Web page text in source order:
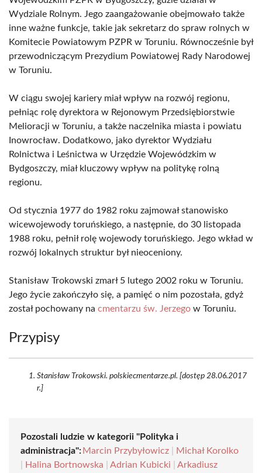
Wydziale Rolnym. Jego zaangażowanie obejmowało także
inne ważne funkcje, takie jak sekretarz do spraw rolnych w
Komitecie Powiatowym PZPR w Toruniu. Równocześnie był
przewodniczącym Prezydium Powiatowej Rady Narodowej
w Toruniu.
W ciągu swojej kariery miał wpływ na rozwój regionu,
pełniąc rolę dyrektora w Rejonowym Przedsiębiorstwie
Melioracji w Toruniu, a także naczelnika miasta i powiatu
Inowrocław. Dodatkowo, jako dyrektor Wydziału
Rolnictwa i Leśnictwa w Urzędzie Wojewódzkim w
Bydgoszczy, miał kluczowy wpływ na politykę rolną
regionu.
Od stycznia 1977 do 1982 roku zajmował stanowisko
wicewojewody toruńskiego, a następnie, do 30 listopada
1988 roku, pełnił rolę wojewody toruńskiego. Jego wkład w
rozwój lokalnych struktur był nieoceniony.
Stanisław Trokowski zmarł 5 lutego 2002 roku w Toruniu.
Jego życie zakończyło się, a pamięć o nim pozostała, gdyż
został pochowany na cmentarzu św. Jerzego w Toruniu.
Przypisy
Stanisław Trokowski. polskiecmentarze.pl. [dostęp 28.06.2017
r.]
Pozostali ludzie w kategorii "Polityka i
administracja": Marcin Przybyłowicz
Michał Korolko
Halina Bortnowska Adrian Kubicki
Arkadiusz